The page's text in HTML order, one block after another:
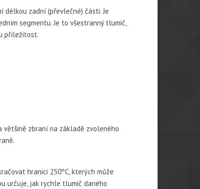
délkou zadní (převlečné) části. Je
segmentu. Je to všestranný tlumič,
příležitost.
většině zbraní na základě zvoleného
hranici 250ºC, kterých může
určuje, jak rychle tlumič daného